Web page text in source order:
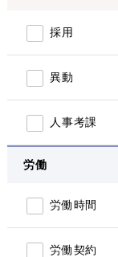
採用
異動
人事考課
労働
労働時間
労働契約